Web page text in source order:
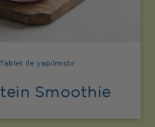
ile yapılmıştır
Smoothie